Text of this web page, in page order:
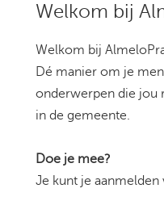
Welkom bij
Welkom bij
Dé manier om je
onderwerpen die jou
in de gemeente.
Doe je mee?
Je kunt je aanmelden